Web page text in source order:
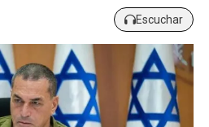
Escuchar